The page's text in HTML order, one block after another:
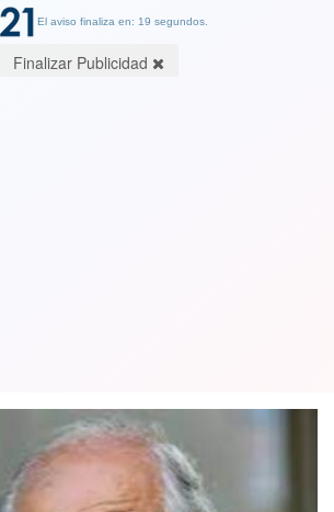
El aviso finaliza en: 19 segundos.
Finalizar Publicidad